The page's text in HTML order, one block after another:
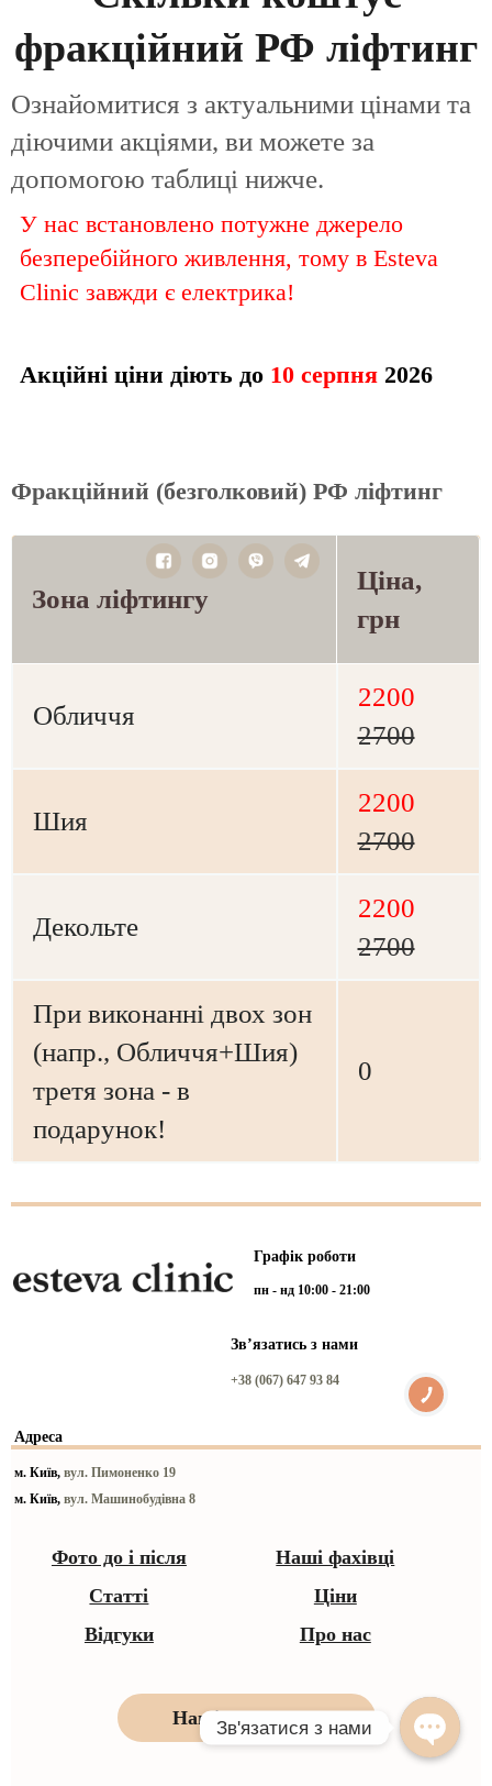
фракційний РФ ліфтинг
Ознайомитися з актуальними цінами та
діючими акціями, ви можете за
допомогою таблиці нижче.
У нас встановлено потужне джерело
безперебійного живлення, тому в Esteva
Clinic завжди є електрика!
Акційні ціни діють до 10 серпня 2026
Фракційний (безголковий) РФ ліфтинг
Зона ліфтингу
Ціна,
грн
Обличчя
2200
2700
Шия
2200
2700
Декольте
2200
2700
При виконанні двох зон
(напр., Обличчя+Шия)
третя зона - в
подарунок!
0
Графік роботи
пн - нд 10:00 - 21:00
Звʼязатись з нами
+38 (067) 647 93 84
Адреса
м. Київ, вул. Пимоненко 19
м. Київ, вул. Машинобудівна 8
Фото до і після
Наші фахівці
Статті
Ціни
Відгуки
Про нас
Наші контакти